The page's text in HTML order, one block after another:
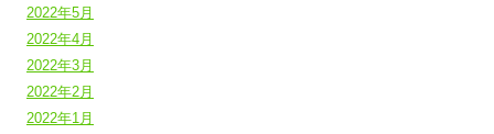
2022年5月
2022年4月
2022年3月
2022年2月
2022年1月